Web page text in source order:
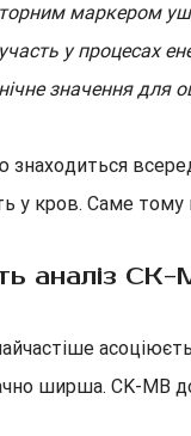
маркером
у процесах
значення для
у кров. Саме
аналіз CK-
ширша. CK-MB